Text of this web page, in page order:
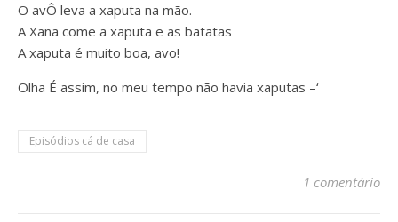
O avÔ leva a xaputa na mão.
A Xana come a xaputa e as batatas
A xaputa é muito boa, avo!
Olha É assim, no meu tempo não havia xaputas –‘
Episódios cá de casa
1 comentário